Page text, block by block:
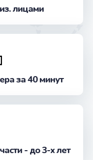
модуля
лицами
за 40 минут
- до 3-х лет